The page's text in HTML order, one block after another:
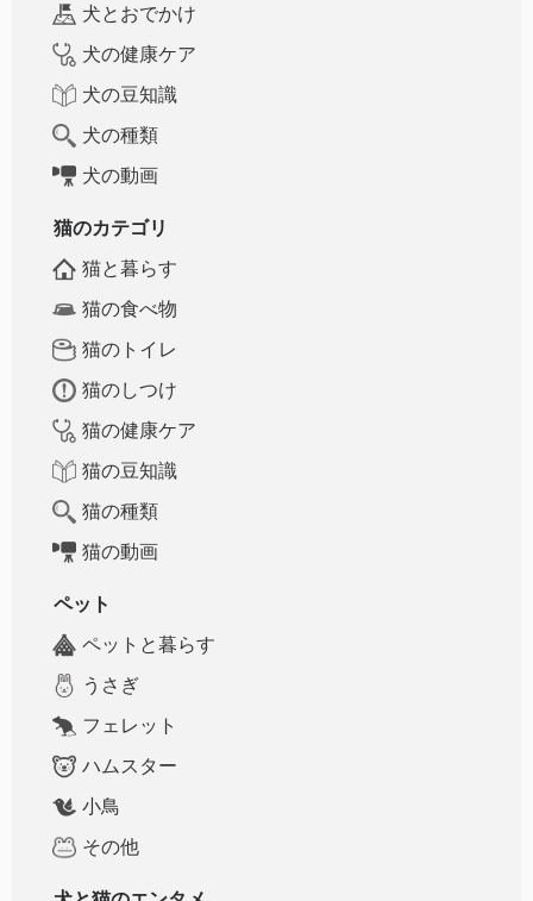
犬とおでかけ
犬の健康ケア
犬の豆知識
犬の種類
犬の動画
猫のカテゴリ
猫と暮らす
猫の食べ物
猫のトイレ
猫のしつけ
猫の健康ケア
猫の豆知識
猫の種類
猫の動画
ペット
ペットと暮らす
うさぎ
フェレット
ハムスター
小鳥
その他